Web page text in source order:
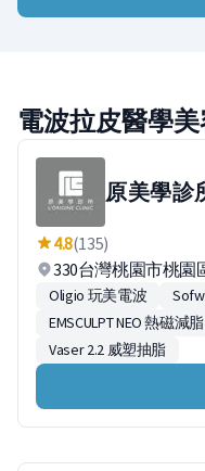
電波拉皮醫學
原美學診
4.8(135)
330台灣桃園市桃園
Oligio 玩美電波
EMSCULPT NEO 熱磁減脂
Vaser 2.2 威塑抽脂